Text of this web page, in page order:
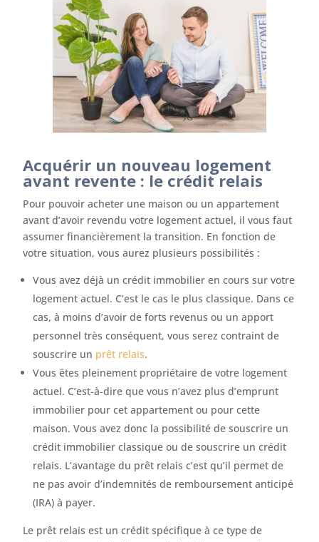
Acquérir un nouveau logement
avant revente : le crédit relais
Pour pouvoir acheter une maison ou un appartement
avant d’avoir revendu votre logement actuel, il vous faut
assumer financièrement la transition. En fonction de
votre situation, vous aurez plusieurs possibilités :
Vous avez déjà un crédit immobilier en cours sur votre
logement actuel. C’est le cas le plus classique. Dans ce
cas, à moins d’avoir de forts revenus ou un apport
personnel très conséquent, vous serez contraint de
souscrire un prêt relais.
Vous êtes pleinement propriétaire de votre logement
actuel. C’est-à-dire que vous n’avez plus d’emprunt
immobilier pour cet appartement ou pour cette
maison. Vous avez donc la possibilité de souscrire un
crédit immobilier classique ou de souscrire un crédit
relais. L’avantage du prêt relais c’est qu’il permet de
ne pas avoir d’indemnités de remboursement anticipé
(IRA) à payer.
Le prêt relais est un crédit spécifique à ce type de